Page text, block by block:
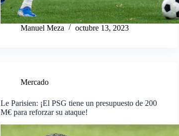
Manuel Meza octubre 13, 2023
Mercado
Le Parisien: ¡El PSG tiene un presupuesto de 200
M€ para reforzar su ataque!